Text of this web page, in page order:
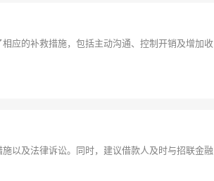
应的补救措施，包括主动沟通、控制开销及增加收
以及法律诉讼。同时，建议借款人及时与招联金融